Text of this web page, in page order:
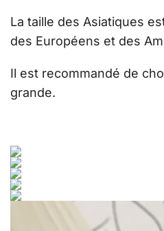
La taille des Asiatiques
des Européens et des
Il est recommandé de
grande.